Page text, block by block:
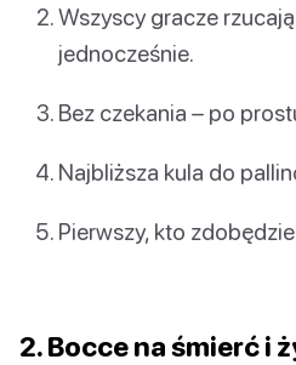
Wszyscy gracze
jednocześnie.
Bez czekania – po
Najbliższa kula do
Pierwszy, kto
2. Bocce na śmierć i